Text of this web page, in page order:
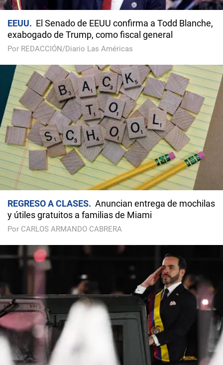
EEUU
El Senado de EEUU confirma a Todd Blanche,
exabogado de Trump, como fiscal general
Por REDACCIÓN/Diario Las Américas
REGRESO A CLASES
Anuncian entrega de mochilas
y útiles gratuitos a familias de Miami
Por CARLOS ARMANDO CABRERA